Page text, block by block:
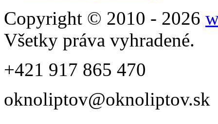
Copyright © 2010 - 2026
Všetky práva vyhradené.
+421 917 865 470
oknoliptov@oknoliptov.sk